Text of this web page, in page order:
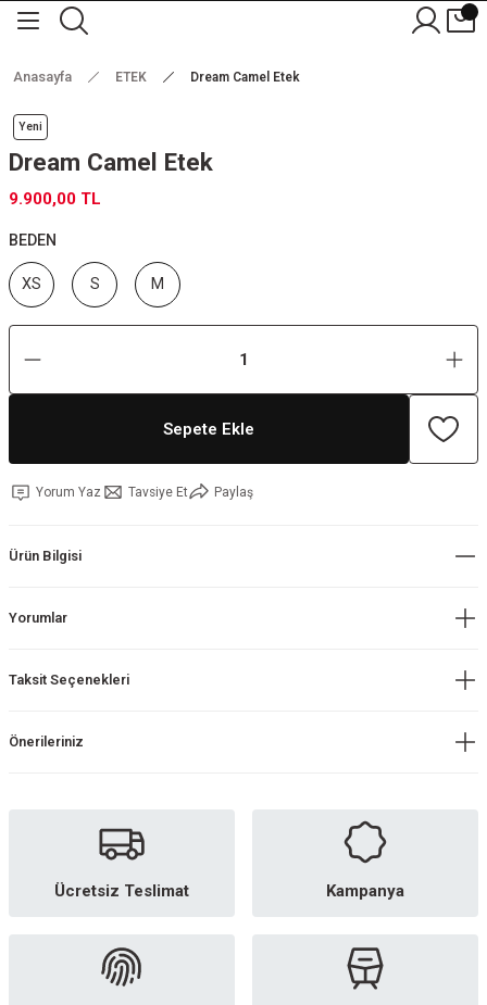
Anasayfa ETEK Dream Camel Etek
Yeni
Dream Camel Etek
9.900,00 TL
BEDEN
XS S M
Sepete Ekle
Yorum Yaz Tavsiye Et Paylaş
Ürün Bilgisi
Yorumlar
Taksit Seçenekleri
Önerileriniz
Ücretsiz Teslimat Kampanya